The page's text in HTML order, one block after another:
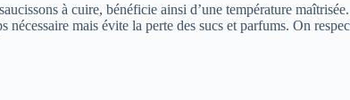
à cuire, bénéficie ainsi d’une température
mais évite la perte des sucs et parfums. On